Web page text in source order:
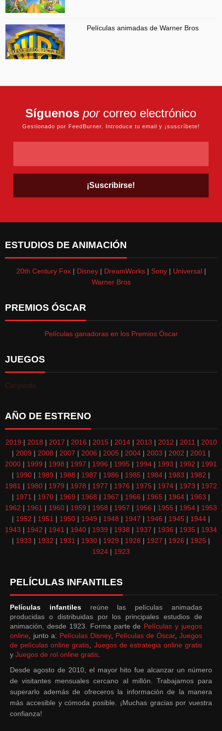
Películas animadas de Warner Bros
Síguenos porcorreo electrónico
Gestionado por FeedBurner. Introduce tu email y ¡suscríbete!
ESTUDIOS DE ANIMACIÓN
20th Century Fox| Disney| DreamWorks| Sony| Universal|
Warner Bros
PREMIOS ÓSCAR
Películas ganadoras en los Premios Óscar
JUEGOS
Cargando...
AÑO DE ESTRENO
2019 | 2018 | 2017 | 2016 | 2015| 2014| 2013 | 2012 | 2011 | 2010
| 2009 | 2008 | 2007 | 2006 | 2005 | 2004 | 2003 | 2002 | 2001 |
2000 | 1999 | 1998 | 1997 | 1996 | 1995 | 1994 | 1993 | 1992 | 1991
| 1990 | 1989 | 1988 | 1987 | 1986 | 1985 | 1984 | 1983 | 1982 |
1981 | 1980 | 1979 | 1978 | 1977 | 1976 | 1975 | 1974 | 1973 | 1972
| 1971 | 1970 | 1969 | 1968 | 1967 | 1966 | 1965 | 1964 | 1963 |
1962 | 1961 | 1960 | 1959 | 1958 | 1957 | 1956 | 1955 | 1954 | 1953
| 1952 | 1951 | 1950 | 1949 | 1948 | 1947 | 1946 | 1945 | 1944 |
1943 | 1942 | 1941 | 1940 | 1939 | 1938 | 1937 | 1936 | 1935 | 1934
| 1933 | 1932 | 1931 | 1930 | 1929 | 1928 | 1927 | 1926 | 1925 |
1924 | 1923
PELÍCULAS INFANTILES
Películas infantilesreúne las películas animadas
producidas o distribuidas por los principales estudios de
animación, desde 1923. Forma parte de Películas y juegos
online , junto a: Películas Disney, Películas de Óscar, Juegos
de películas online gratis
Juegos de estrategia online gratis
y Juegos de rol online gratis
Desde agosto de 2010, el mayor hito fue alcanzar un número
de visitantes mensuales cercano al millón. Trabajamos para
superarlo además de ofreceros la información de la manera
más accesible y cómoda posible. ¡Muchas gracias por vuestra
confianza!